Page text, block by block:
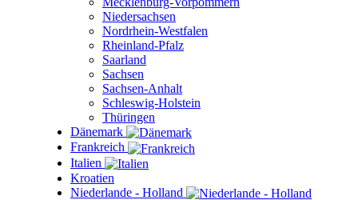
Niedersachsen
Nordrhein-Westfalen
Rheinland-Pfalz
Saarland
Sachsen
Sachsen-Anhalt
Schleswig-Holstein
Thüringen
Dänemark
Frankreich
Italien
Kroatien
Niederlande - Holland